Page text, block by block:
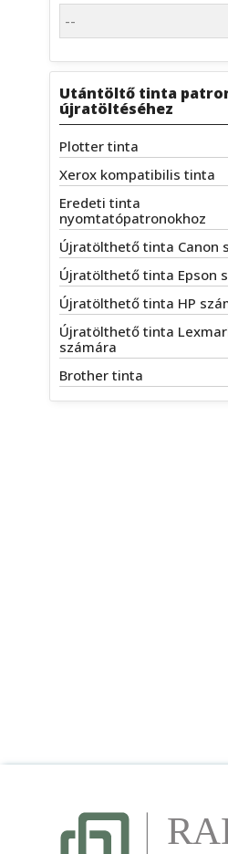
Utántöltő tinta
újratöltéséhez
Plotter tinta
Xerox kompatibilis tinta
Eredeti tinta
nyomtatópatronokhoz
Újratölthető tinta Canon
Újratölthető tinta Epson
Újratölthető tinta HP
Újratölthető tinta
számára
Brother tinta